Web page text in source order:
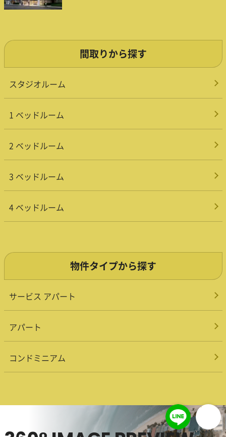
間取りから探す
スタジオルーム
1 ベッドルーム
2 ベッドルーム
3 ベッドルーム
4 ベッドルーム
物件タイプから探す
サービス アパート
アパート
コンドミニアム